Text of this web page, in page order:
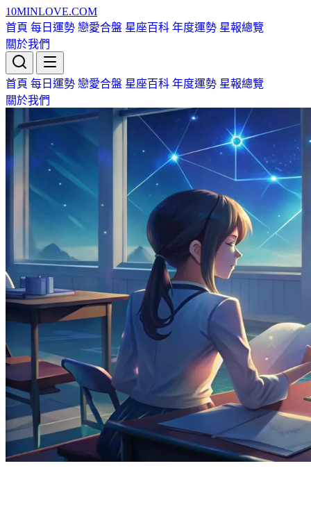
10MINLOVE.COM
首頁 每日運勢 戀愛合盤 星座百科 年度運勢 星報總覽
關於我們
首頁 每日運勢 戀愛合盤 星座百科 年度運勢 星報總覽
關於我們